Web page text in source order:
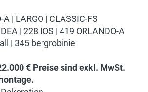
A | LARGO | CLASSIC-FS
| 228 IOS | 419 ORLANDO-A
| 345 bergrobinie
€ Preise sind exkl. MwSt.